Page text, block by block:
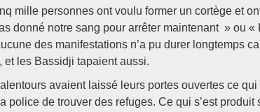
mille personnes ont voulu former un cortège et
donné notre sang pour arrêter maintenant » ou «
des manifestations n’a pu durer longtemps
et les Bassidji tapaient aussi.
avaient laissé leurs portes ouvertes ce
police de trouver des refuges. Ce qui s’est